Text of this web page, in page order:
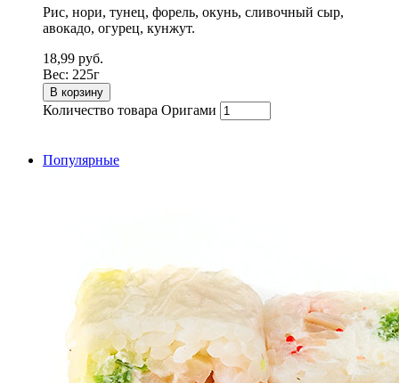
Рис, нори, тунец, форель, окунь, сливочный сыр,
авокадо, огурец, кунжут.
18,99 руб.
Вес: 225г
В корзину
Количество товара Оригами
Популярные